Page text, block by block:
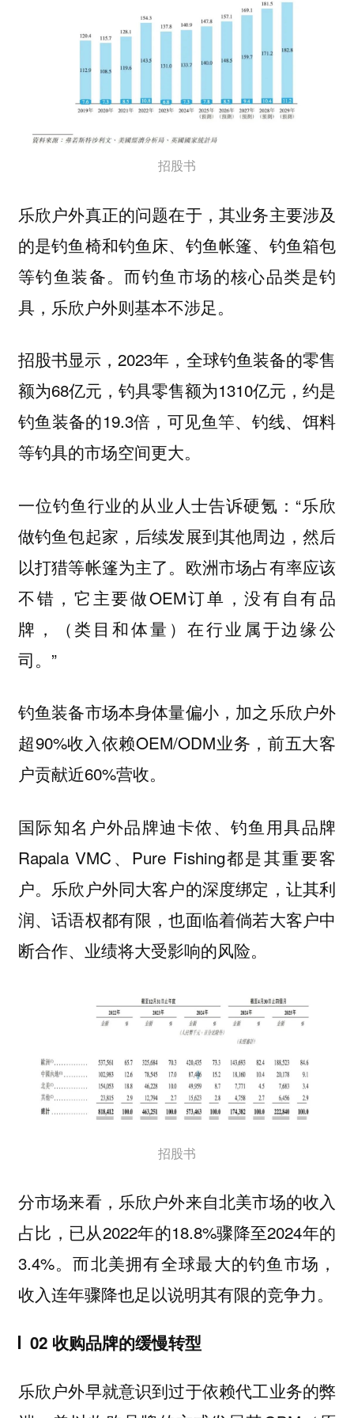
招股书
乐欣户外真正的问题在于，其业务主要涉及
的是钓鱼椅和钓鱼床、钓鱼帐篷、钓鱼箱包
等钓鱼装备。而钓鱼市场的核心品类是钓
具，乐欣户外则基本不涉足。
招股书显示，2023年，全球钓鱼装备的零售
额为68亿元，钓具零售额为1310亿元，约是
钓鱼装备的19.3倍，可见鱼竿、钓线、饵料
等钓具的市场空间更大。
一位钓鱼行业的从业人士告诉硬氪：“乐欣
做钓鱼包起家，后续发展到其他周边，然后
以打猎等帐篷为主了。欧洲市场占有率应该
不错，它主要做OEM订单，没有自有品
牌，（类目和体量）在行业属于边缘公
司。”
钓鱼装备市场本身体量偏小，加之乐欣户外
超90%收入依赖OEM/ODM业务，前五大客
户贡献近60%营收。
国际知名户外品牌迪卡侬、钓鱼用具品牌
Rapala VMC、Pure Fishing都是其重要客
户。乐欣户外同大客户的深度绑定，让其利
润、话语权都有限，也面临着倘若大客户中
断合作、业绩将大受影响的风险。
招股书
分市场来看，乐欣户外来自北美市场的收入
占比，已从2022年的18.8%骤降至2024年的
3.4%。而北美拥有全球最大的钓鱼市场，
收入连年骤降也足以说明其有限的竞争力。
02 收购品牌的缓慢转型
乐欣户外早就意识到过于依赖代工业务的弊